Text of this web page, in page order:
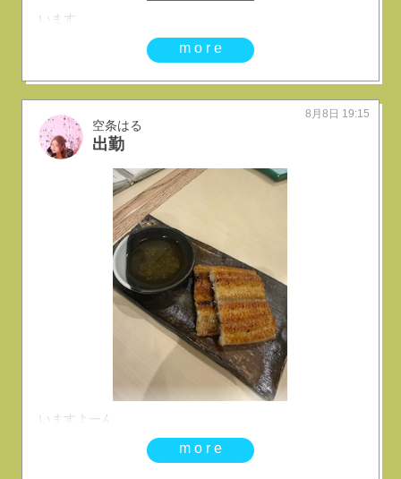
います
more
空条はる
出勤
8月8日 19:15
いますよーん
more